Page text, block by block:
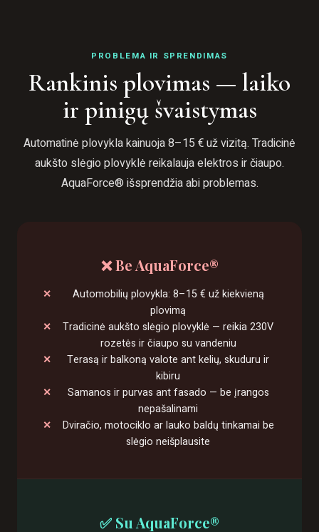
PROBLEMA IR SPRENDIMAS
Rankinis plovimas — laiko
ir pinigų švaistymas
Automatinė plovykla kainuoja 8–15 € už vizitą. Tradicinė
aukšto slėgio plovyklė reikalauja elektros ir čiaupo.
AquaForce® išsprendžia abi problemas.
❌ Be AquaForce®
Automobilių plovykla: 8–15 € už kiekvieną
plovimą
Tradicinė aukšto slėgio plovyklė — reikia 230V
rozetės ir čiaupo su vandeniu
Terasą ir balkoną valote ant kelių, skuduru ir
kibiru
Samanos ir purvas ant fasado — be įrangos
nepašalinami
Dviračio, motociklo ar lauko baldų tinkamai be
slėgio neišplausite
✅ Su AquaForce®